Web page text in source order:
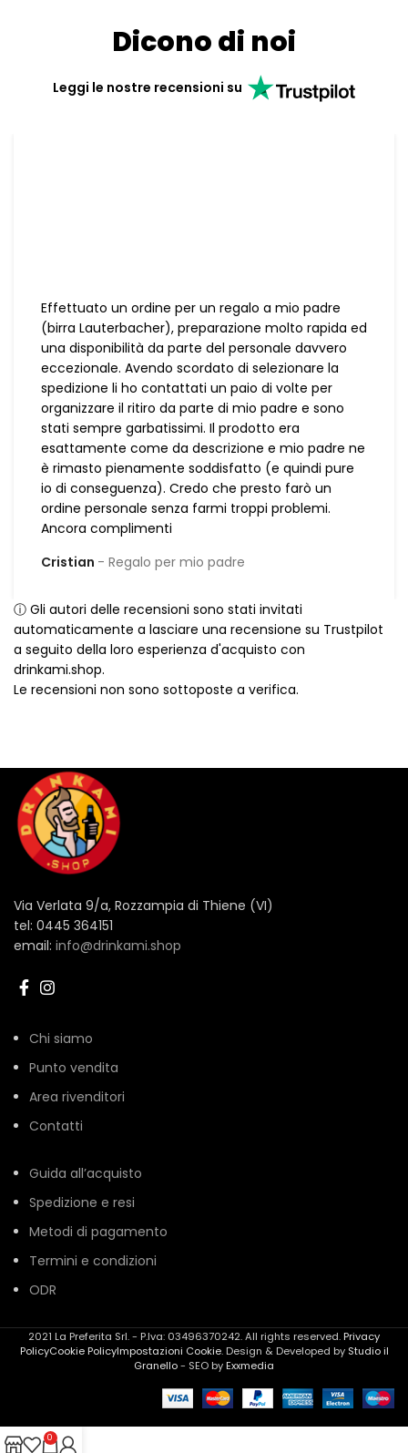
Dicono di noi
Leggi le nostre recensioni su
Effettuato un ordine per un regalo a mio padre
(birra Lauterbacher), preparazione molto rapida ed
una disponibilità da parte del personale davvero
eccezionale. Avendo scordato di selezionare la
spedizione li ho contattati un paio di volte per
organizzare il ritiro da parte di mio padre e sono
stati sempre garbatissimi. Il prodotto era
esattamente come da descrizione e mio padre ne
è rimasto pienamente soddisfatto (e quindi pure
io di conseguenza). Credo che presto farò un
ordine personale senza farmi troppi problemi.
Ancora complimenti
Cristian
Regalo per mio padre
ⓘ Gli autori delle recensioni sono stati invitati
automaticamente a lasciare una recensione su Trustpilot
a seguito della loro esperienza d'acquisto con
drinkami.shop.
Le recensioni non sono sottoposte a verifica.
Via Verlata 9/a, Rozzampia di Thiene (VI)
tel: 0445 364151
email: info@drinkami.shop
Chi siamo
Punto vendita
Area rivenditori
Contatti
Guida all’acquisto
Spedizione e resi
Metodi di pagamento
Termini e condizioni
ODR
2021 La Preferita Srl. - P.Iva: 03496370242. All rights reserved.Privacy
PolicyCookie PolicyImpostazioni Cookie. Design & Developed by Studio il
Granello- SEO byExxmedia
0